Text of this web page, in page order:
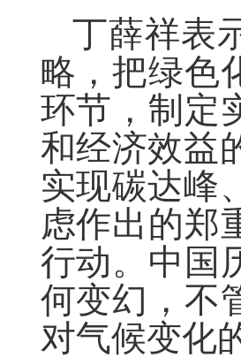
丁薛祥表
略，把绿色
环节，制定
和经济效益
实现碳达峰
虑作出的郑
行动。中国
何变幻，不
对气候变化